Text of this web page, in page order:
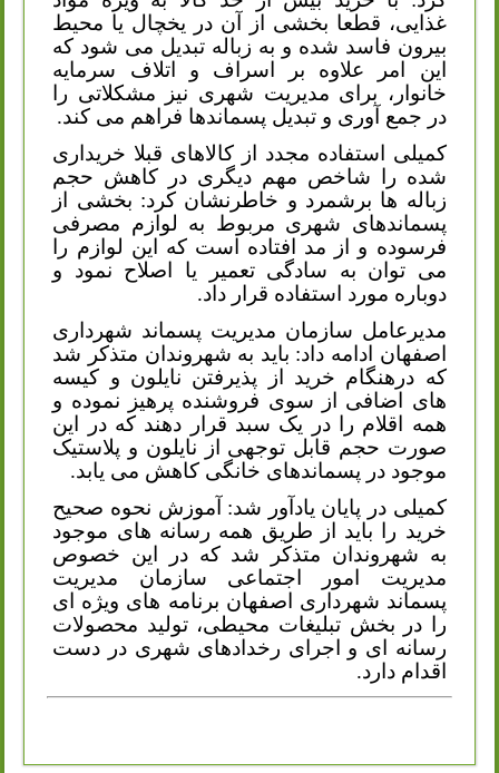
غذایی، قطعا بخشی از آن در یخچال یا محیط
بیرون فاسد شده و به زباله تبدیل می شود که
این امر علاوه بر اسراف و اتلاف سرمایه
خانوار، برای مدیریت شهری نیز مشکلاتی را
در جمع آوری و تبدیل پسماندها فراهم می کند.
کمیلی استفاده مجدد از کالاهای قبلا خریداری
شده را شاخص مهم دیگری در کاهش حجم
زباله ها برشمرد و خاطرنشان کرد: بخشی از
پسماندهای شهری مربوط به لوازم مصرفی
فرسوده و از مد افتاده است که این لوازم را
می توان به سادگی تعمیر یا اصلاح نمود و
دوباره مورد استفاده قرار داد.
مدیرعامل سازمان مدیریت پسماند شهرداری
اصفهان ادامه داد: باید به شهروندان متذکر شد
که درهنگام خرید از پذیرفتن نایلون و کیسه
های اضافی از سوی فروشنده پرهیز نموده و
همه اقلام را در یک سبد قرار دهند که در این
صورت حجم قابل توجهی از نایلون و پلاستیک
موجود در پسماندهای خانگی کاهش می یابد.
کمیلی در پایان یادآور شد: آموزش نحوه صحیح
خرید را باید از طریق همه رسانه های موجود
به شهروندان متذکر شد که در این خصوص
مدیریت امور اجتماعی سازمان مدیریت
پسماند شهرداری اصفهان برنامه های ویژه ای
را در بخش تبلیغات محیطی، تولید محصولات
رسانه ای و اجرای رخدادهای شهری در دست
اقدام دارد.